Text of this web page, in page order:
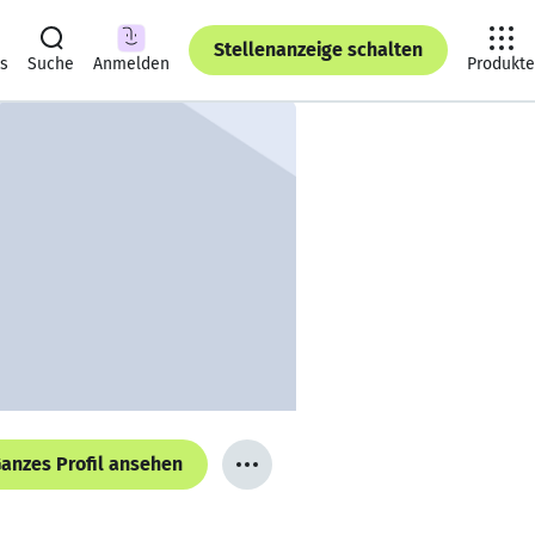
Suche Anmelden
Stellenanzeige schalten
Produkte
Profil ansehen